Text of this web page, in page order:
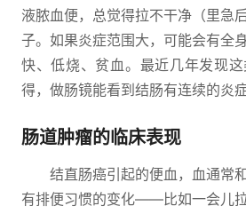
液脓血便，总觉得拉不干净（里急
子。如果炎症范围大，可能会有全
快、低烧、贫血。最近几年发现
得，做肠镜能看到结肠有连续的炎症
肠道肿瘤的临床表现
结直肠癌引起的便血，血通常
有排便习惯的变化——比如一会儿